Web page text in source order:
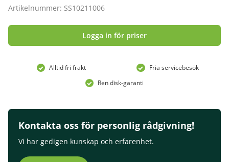
Artikelnummer: SS10211006
Logga in för priser
Alltid fri frakt
Fria servicebesök
Ren disk-garanti
Kontakta oss för personlig rådgivning!
Vi har gedigen kunskap och erfarenhet.